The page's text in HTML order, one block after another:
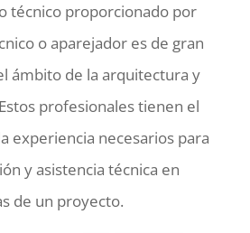
técnico proporcionado por
o aparejador es de gran
ámbito de la arquitectura y
profesionales tienen el
experiencia necesarios para
y asistencia técnica en
de un proyecto.